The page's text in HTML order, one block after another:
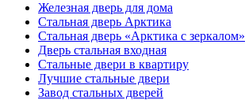
Железная дверь для дома
Стальная дверь Арктика
Стальная дверь «Арктика с зеркалом»
Дверь стальная входная
Стальные двери в квартиру
Лучшие стальные двери
Завод стальных дверей